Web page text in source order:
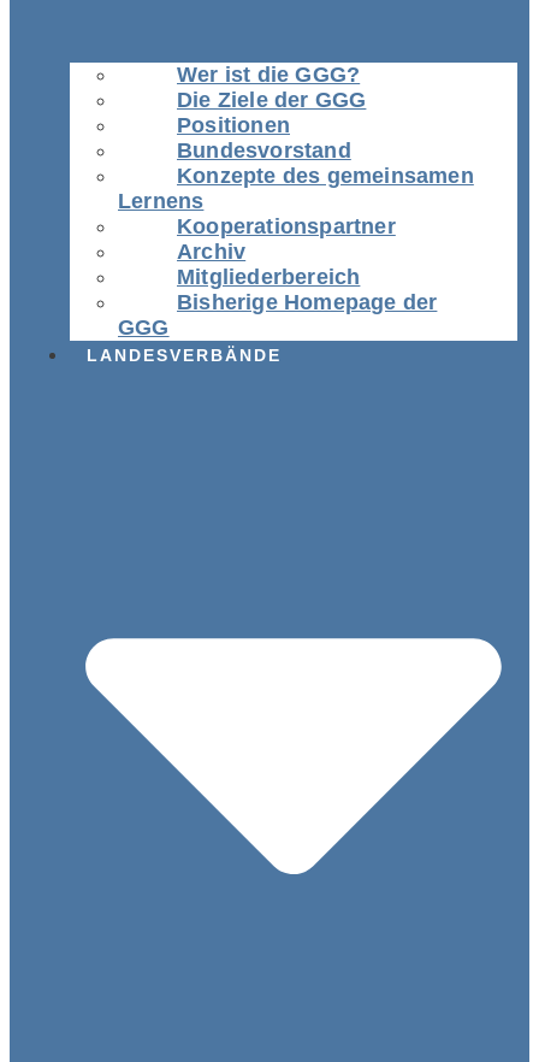
Wer ist die GGG?
Die Ziele der GGG
Positionen
Bundesvorstand
Konzepte des gemeinsamen
Lernens
Kooperationspartner
Archiv
Mitgliederbereich
Bisherige Homepage der
GGG
LANDESVERBÄNDE